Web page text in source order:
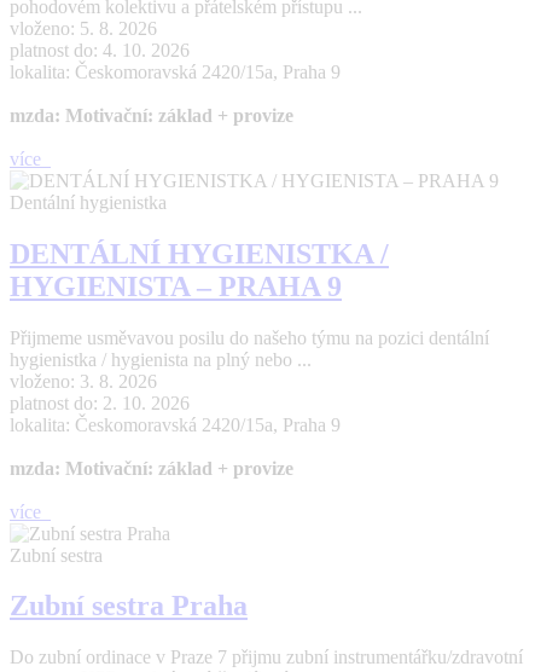
pohodovém kolektivu a přátelském přístupu ...
vloženo: 5. 8. 2026
platnost do: 4. 10. 2026
lokalita: Českomoravská 2420/15a, Praha 9
mzda: Motivační: základ + provize
více
Dentální hygienistka
DENTÁLNÍ HYGIENISTKA /
HYGIENISTA – PRAHA 9
Přijmeme usměvavou posilu do našeho týmu na pozici dentální
hygienistka / hygienista na plný nebo ...
vloženo: 3. 8. 2026
platnost do: 2. 10. 2026
lokalita: Českomoravská 2420/15a, Praha 9
mzda: Motivační: základ + provize
více
Zubní sestra
Zubní sestra Praha
Do zubní ordinace v Praze 7 přijmu zubní instrumentářku/zdravotní